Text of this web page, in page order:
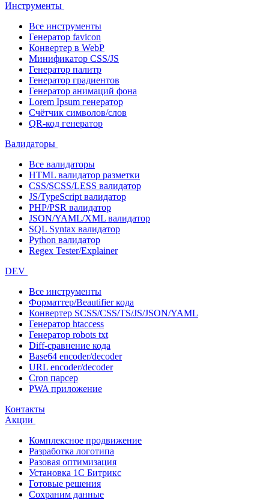
Инструменты
Все инструменты
Генератор favicon
Конвертер в WebP
Минификатор CSS/JS
Генератор палитр
Генератор градиентов
Генератор анимаций фона
Lorem Ipsum генератор
Счётчик символов/слов
QR-код генератор
Валидаторы
Все валидаторы
HTML валидатор разметки
CSS/SCSS/LESS валидатор
JS/TypeScript валидатор
PHP/PSR валидатор
JSON/YAML/XML валидатор
SQL Syntax валидатор
Python валидатор
Regex Tester/Explainer
DEV
Все инструменты
Форматтер/Beautifier кода
Конвертер SCSS/CSS/TS/JS/JSON/YAML
Генератор htaccess
Генератор robots txt
Diff-сравнение кода
Base64 encoder/decoder
URL encoder/decoder
Cron парсер
PWA приложение
Контакты
Акции
Комплексное продвижение
Разработка логотипа
Разовая оптимизация
Установка 1С Битрикс
Готовые решения
Сохраним данные